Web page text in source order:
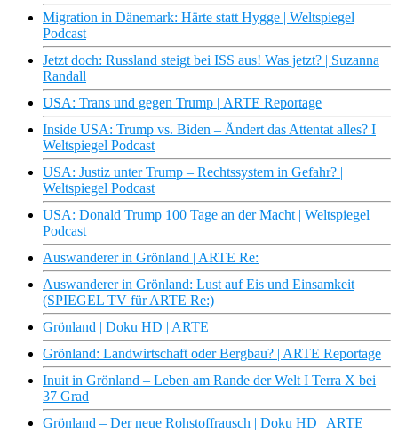
Migration in Dänemark: Härte statt Hygge | Weltspiegel
Podcast
Jetzt doch: Russland steigt bei ISS aus! Was jetzt? | Suzanna
Randall
USA: Trans und gegen Trump | ARTE Reportage
Inside USA: Trump vs. Biden – Ändert das Attentat alles? I
Weltspiegel Podcast
USA: Justiz unter Trump – Rechtssystem in Gefahr? |
Weltspiegel Podcast
USA: Donald Trump 100 Tage an der Macht | Weltspiegel
Podcast
Auswanderer in Grönland | ARTE Re:
Auswanderer in Grönland: Lust auf Eis und Einsamkeit
(SPIEGEL TV für ARTE Re:)
Grönland | Doku HD | ARTE
Grönland: Landwirtschaft oder Bergbau? | ARTE Reportage
Inuit in Grönland – Leben am Rande der Welt I Terra X bei
37 Grad
Grönland – Der neue Rohstoffrausch | Doku HD | ARTE